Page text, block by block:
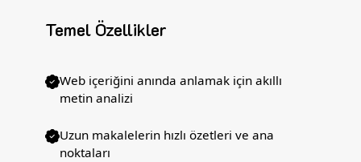
Temel Özellikler
Web içeriğini anında anlamak için akıllı
metin analizi
Uzun makalelerin hızlı özetleri ve ana
noktaları